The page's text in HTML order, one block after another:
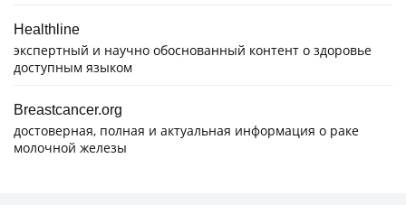
Healthline
экспертный и научно обоснованный контент о здоровье
доступным языком
Breastcancer.org
достоверная, полная и актуальная информация о раке
молочной железы